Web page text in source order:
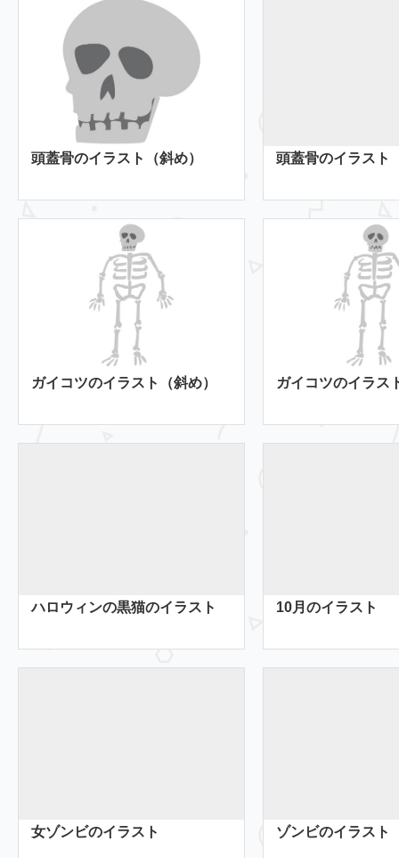
頭蓋骨のイラスト（斜め） 頭蓋骨のイラスト
ガイコツのイラスト（斜め） ガイコツのイラス
ハロウィンの黒猫のイラスト 10月のイラスト
女ゾンビのイラスト ゾンビのイラスト